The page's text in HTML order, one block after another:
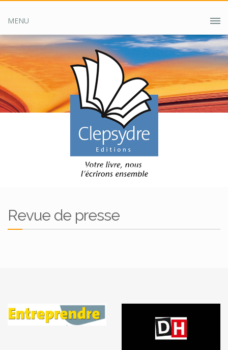
MENU
Accueil Clepsydre ?
Revue de presse